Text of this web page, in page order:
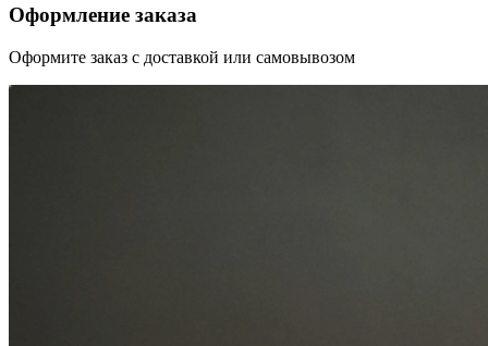
Оформление заказа
Оформите заказ с доставкой или самовывозом